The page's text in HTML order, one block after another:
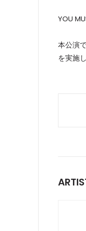
YOU
本公演
を実施